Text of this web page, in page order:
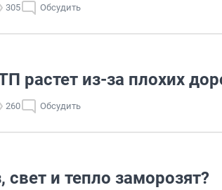
305 Обсудить
растет из-за плохих
260 Обсудить
свет и тепло заморозят?